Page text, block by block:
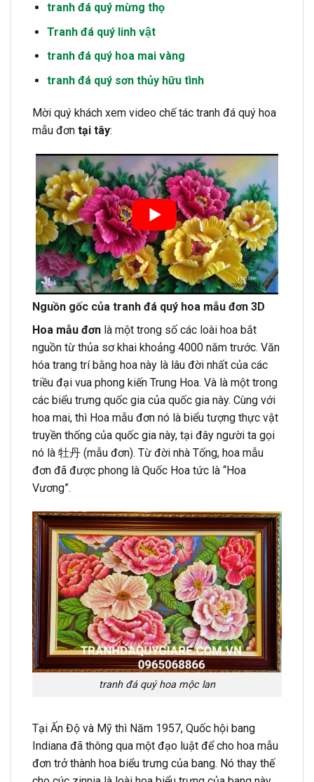
tranh đá quý mừng thọ
Tranh đá quý linh vật
tranh đá quý hoa mai vàng
tranh đá quý sơn thủy hữu tình
Mời quý khách xem video chế tác tranh đá quý hoa
mẫu đơn tại tây:
Nguồn gốc của tranh đá quý hoa mẫu đơn 3D
Hoa mẫu đơn là một trong số các loài hoa bắt
nguồn từ thủa sơ khai khoảng 4000 năm trước. Văn
hóa trang trí bằng hoa này là lâu đời nhất của các
triều đại vua phong kiến Trung Hoa. Và là một trong
các biểu trưng quốc gia của quốc gia này. Cùng với
hoa mai, thì Hoa mẫu đơn nó là biểu tượng thực vật
truyền thống của quốc gia này, tại đây người ta gọi
nó là 牡丹 (mẫu đơn). Từ đời nhà Tống, hoa mẫu
đơn đã được phong là Quốc Hoa tức là “Hoa
Vương”.
tranh đá quý hoa mộc lan
Tại Ấn Độ và Mỹ thì Năm 1957, Quốc hội bang
Indiana đã thông qua một đạo luật để cho hoa mẫu
đơn trở thành hoa biểu trưng của bang. Nó thay thế